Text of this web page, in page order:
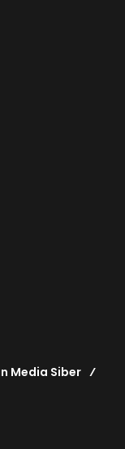
Media Siber